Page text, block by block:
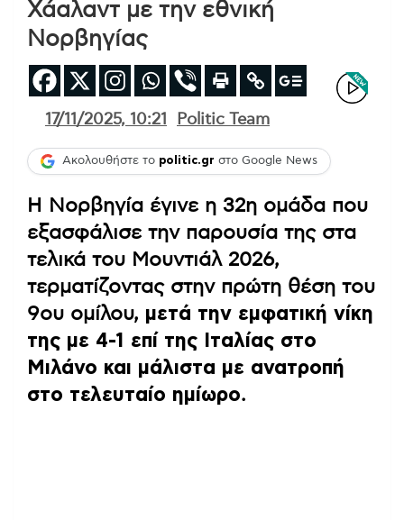
Χάαλαντ με την εθνική
Νορβηγίας
17/11/2025, 10:21 Politic Team
Ακολουθήστε το politic.gr στο Google News
Η Νορβηγία έγινε η 32η ομάδα που
εξασφάλισε την παρουσία της στα
τελικά του Μουντιάλ 2026,
τερματίζοντας στην πρώτη θέση του
9ου ομίλου, μετά την εμφατική νίκη
της με 4-1 επί της Ιταλίας στο
Μιλάνο και μάλιστα με ανατροπή
στο τελευταίο ημίωρο.